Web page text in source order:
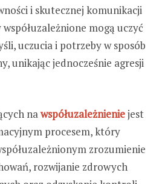
i skutecznej komunikacji
mogą uczyć
uczucia i potrzeby w sposób
unikając jednocześnie agresji
nawspółuzależnieniejest
procesem, który
zrozumienie
rozwijanie zdrowych